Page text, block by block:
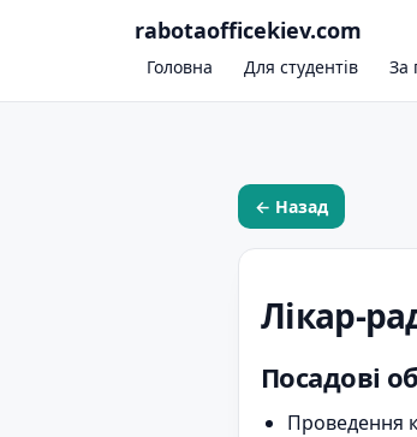
rabotaofficekiev.com
Головна Для студентів За
← Назад
Лікар-
Посадові
Проведення